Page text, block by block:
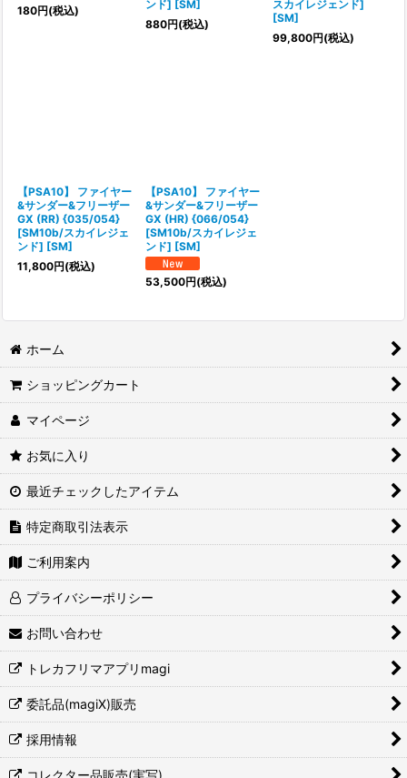
180円(税込)
ンド] [SM]
880円(税込)
スカイレジェンド]
[SM]
99,800円(税込)
【PSA10】 ファイヤー
&サンダー&フリーザー
GX (RR) {035/054}
[SM10b/スカイレジェ
ンド] [SM]
11,800円(税込)
【PSA10】 ファイヤー
&サンダー&フリーザー
GX (HR) {066/054}
[SM10b/スカイレジェ
ンド] [SM]
53,500円(税込)
ホーム
ショッピングカート
マイページ
お気に入り
最近チェックしたアイテム
特定商取引法表示
ご利用案内
プライバシーポリシー
お問い合わせ
トレカフリマアプリmagi
委託品(magiX)販売
採用情報